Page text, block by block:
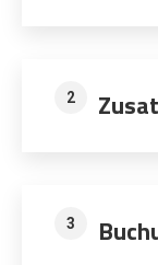
2
3